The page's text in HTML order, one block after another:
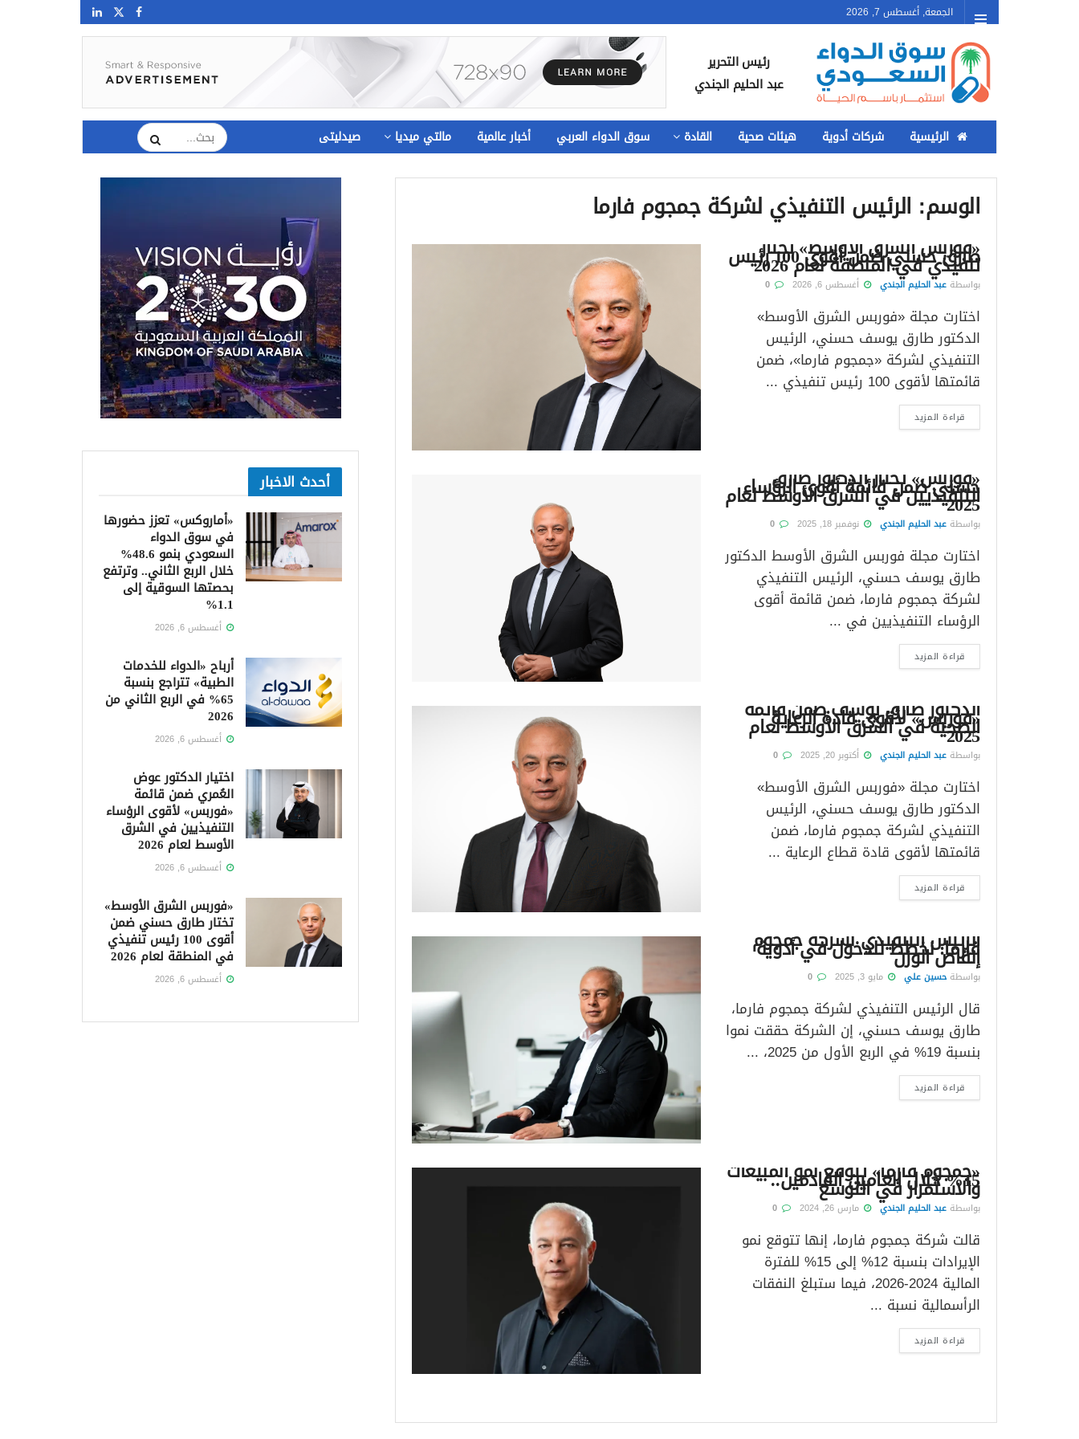
الجمعة, أغسطس 7, 2026
رئيس التحرير
عبد الحليم الجندي
الرئيسية شركات أدوية هيئات صحية القادة سوق الدواء العربي أخبار عالمية مالتي ميديا صيدليتى
الوسم: الرئيس التنفيذي لشركة جمجوم فارما
«فوربس الشرق الأوسط» تختارطارق حسني ضمن أقوى 100 رئيس تنفيذي في المنطقة لعام 2026
بواسطة عبد الحليم الجندي أغسطس 6, 2026
اختارت مجلة «فوربس الشرق الأوسط»
الدكتور طارق يوسف حسني، الرئيس
التنفيذي لشركة «جمجوم فارما»، ضمن
قائمتها لأقوى 100 رئيس تنفيذي ...
قراءة المزيد
«فوربس» تختار الدكتور طارق
حسني ضمن قائمة أقوى الرؤساء
التنفيذيين في الشرق الأوسط لعام
2025
بواسطة عبد الحليم الجندي نوفمبر 18, 2025
اختارت مجلة فوربس الشرق الأوسط الدكتور
طارق يوسف حسني، الرئيس التنفيذي
لشركة جمجوم فارما، ضمن قائمة أقوى
الرؤساء التنفيذيين في ...
قراءة المزيد
الدكتور طارق يوسف ضمن قائمة
«فوربس» لأقوى قادة الرعاية
الصحية في الشرق الأوسط لعام
2025
بواسطة عبد الحليم الجندي أكتوبر 20, 2025
اختارت مجلة «فوربس الشرق الأوسط»
الدكتور طارق يوسف حسني، الرئيس
التنفيذي لشركة جمجوم فارما، ضمن
قائمتها لأقوى قادة قطاع الرعاية ...
قراءة المزيد
الرئيس التنفيذي لشركة جمجوم
فارما: نخطط للدخول في أدوية
إنقاص الوزن
بواسطة حسين علي مايو 3, 2025
قال الرئيس التنفيذي لشركة جمجوم فارما،
طارق يوسف حسني، إن الشركة حققت نموا
بنسبة 19% في الربع الأول من 2025، ...
قراءة المزيد
«جمجوم فارما» تتوقع نمو المبيعات
15% خلال العامين القادمين..
والاستمرار في التوسع
بواسطة عبد الحليم الجندي مارس 26, 2024
قالت شركة جمجوم فارما، إنها تتوقع نمو
الإيرادات بنسبة 12% إلى 15% للفترة
المالية 2024-2026، فيما ستبلغ النفقات
الرأسمالية نسبة ...
قراءة المزيد
أحدث الاخبار
«أماروكس» تعزز حضورها
في سوق الدواء
السعودي بنمو 48.6%
خلال الربع الثاني.. وترتفع
بحصتها السوقية إلى
1.1%
أغسطس 6, 2026
أرباح «الدواء للخدمات
الطبية» تتراجع بنسبة
65% في الربع الثاني من
2026
أغسطس 6, 2026
اختيار الدكتور عوض
العُمري ضمن قائمة
«فوربس» لأقوى الرؤساء
التنفيذيين في الشرق
الأوسط لعام 2026
أغسطس 6, 2026
«فوربس الشرق الأوسط»
تختار طارق حسني ضمن
أقوى 100 رئيس تنفيذي
في المنطقة لعام 2026
أغسطس 6, 2026